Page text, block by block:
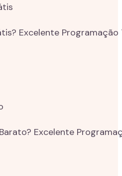
Excelente Programação
Excelente